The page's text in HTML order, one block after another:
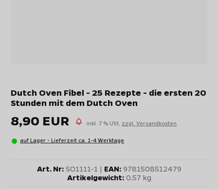
Dutch Oven Fibel - 25 Rezepte - die ersten 20
Stunden mit dem Dutch Oven
8,90 EUR inkl. 7 % USt, zzgl. Versandkosten
auf Lager - Lieferzeit ca. 1-4 Werktage
Art. Nr:SO1111-1 | EAN:9781508512479
Artikelgewicht:0,57 kg